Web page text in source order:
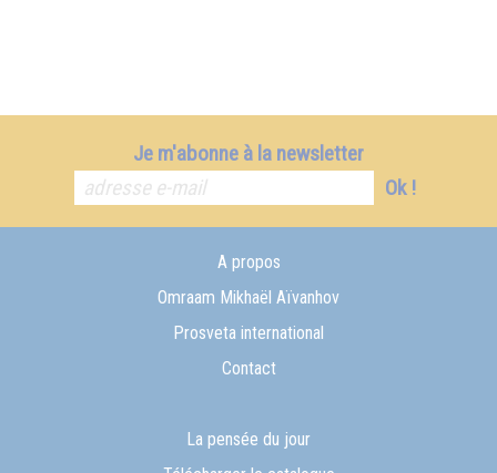
Je m'abonne à la newsletter
Ok !
A propos
Omraam Mikhaël Aïvanhov
Prosveta international
Contact
La pensée du jour